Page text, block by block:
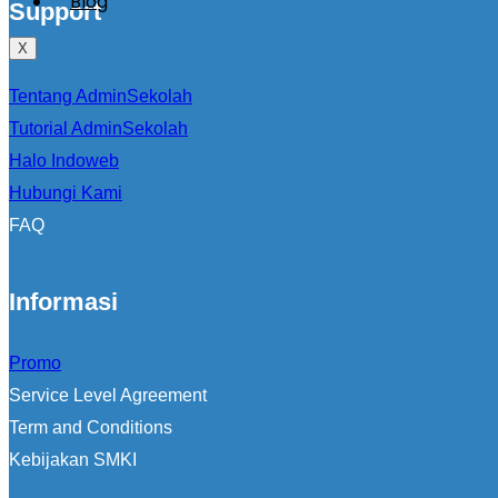
X
Support
Tentang AdminSekolah
Tutorial AdminSekolah
Halo Indoweb
Hubungi Kami
FAQ
Informasi
Promo
Service Level Agreement
Term and Conditions
Kebijakan SMKI